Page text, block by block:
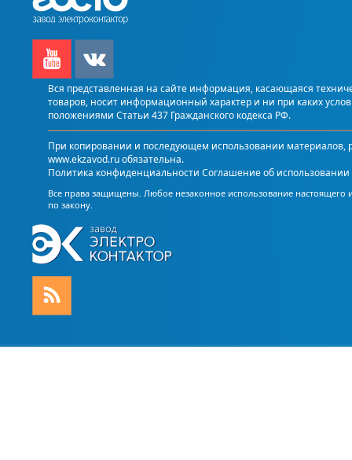
Вся представленная на сайте информация, касающаяся
товаров, носит информационный характер и ни при каких
положениями Статьи 437 Гражданского кодекса РФ.
При копировании и последующем использовании материалов,
www.ekzavod.ru обязательна.
Политика конфиденциальности Соглашение об использовании
Все права защищены. Любое незаконное использование настоящего
по закону.